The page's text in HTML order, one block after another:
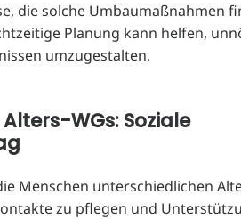
die solche Umbaumaßnahmen
Planung kann helfen,
umzugestalten.
WGs: Soziale
Menschen unterschiedlichen
zu pflegen und